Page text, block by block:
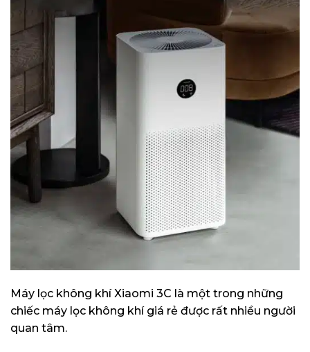
Máy lọc không khí Xiaomi 3C là một trong những
chiếc máy lọc không khí giá rẻ được rất nhiều người
quan tâm.